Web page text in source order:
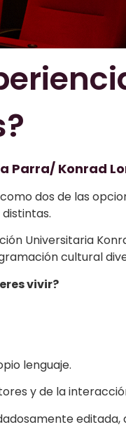
Parra/ Konrad
dos de las
Universitaria
cultural
vivir?
lenguaje.
y de la